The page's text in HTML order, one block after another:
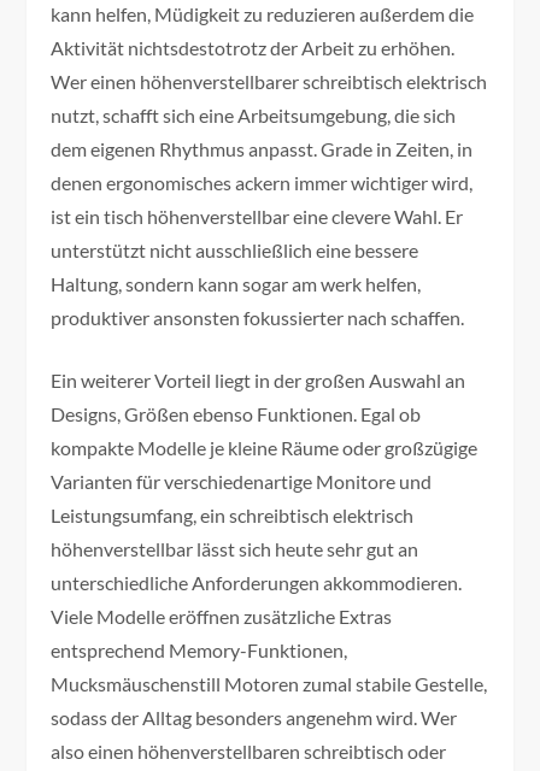
kann helfen, Müdigkeit zu reduzieren außerdem die
Aktivität nichtsdestotrotz der Arbeit zu erhöhen.
Wer einen höhenverstellbarer schreibtisch elektrisch
nutzt, schafft sich eine Arbeitsumgebung, die sich
dem eigenen Rhythmus anpasst. Grade in Zeiten, in
denen ergonomisches ackern immer wichtiger wird,
ist ein tisch höhenverstellbar eine clevere Wahl. Er
unterstützt nicht ausschließlich eine bessere
Haltung, sondern kann sogar am werk helfen,
produktiver ansonsten fokussierter nach schaffen.
Ein weiterer Vorteil liegt in der großen Auswahl an
Designs, Größen ebenso Funktionen. Egal ob
kompakte Modelle je kleine Räume oder großzügige
Varianten für verschiedenartige Monitore und
Leistungsumfang, ein schreibtisch elektrisch
höhenverstellbar lässt sich heute sehr gut an
unterschiedliche Anforderungen akkommodieren.
Viele Modelle eröffnen zusätzliche Extras
entsprechend Memory-Funktionen,
Mucksmäuschenstill Motoren zumal stabile Gestelle,
sodass der Alltag besonders angenehm wird. Wer
also einen höhenverstellbaren schreibtisch oder